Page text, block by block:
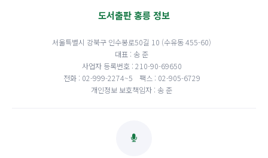
도서출판 홍릉 정보
서울특별시 강북구 인수봉로50길 10 (수유동 455-60)
대표 : 송 준
사업자 등록번호 : 210-90-69650
전화 : 02-999-2274~5
팩스 : 02-905-6729
개인정보 보호책임자 : 송 준